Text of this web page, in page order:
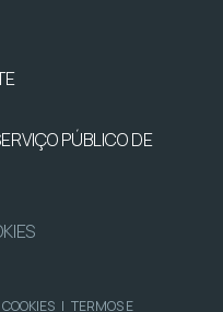
PÚBLICO DE
| TERMOS E